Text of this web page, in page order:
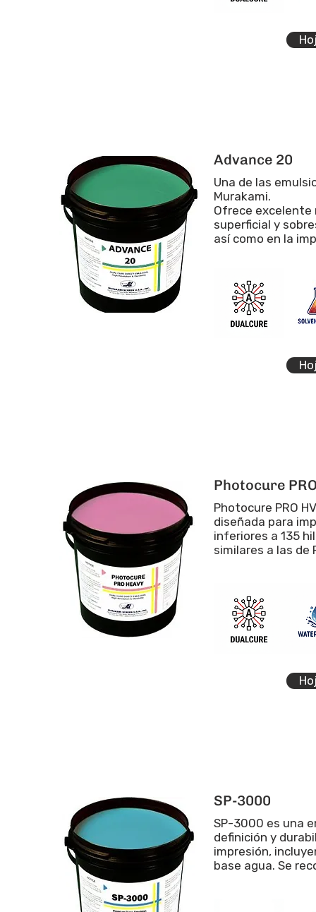
Advance 20
Una de las
Murakami.
Ofrece excelente
superficial y
así como en la
Photocure
Photocure PRO
diseñada para
inferiores a 135
similares a las de
SP-3000
SP-3000 es una
definición y
impresión,
base agua. Se